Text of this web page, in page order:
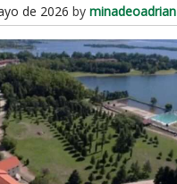
de 2026 by minadeoadrian